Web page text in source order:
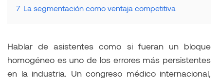
7 La segmentación como ventaja competitiva
Hablar de asistentes como si fueran un bloque
homogéneo es uno de los errores más persistentes
en la industria. Un congreso médico internacional,